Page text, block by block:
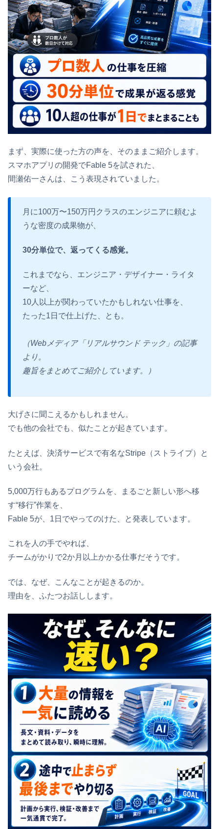
まず、実際に使った方の声を、そのままご紹介します。
スマホアプリの開発でFable 5を試された、
間瀬佑一さんは、こう表現されていました。
月に100万〜150万円クラスのエンジニアに頼むよ
うな密度の成果物が、
30分単位で、返ってくる感覚。
これまでなら、エンジニア・デザイナー・ライタ
ーなど、
10人以上が関わっていたかもしれない仕事を、
たった1日で仕上げた、とも。
（Webメディア「リアルサウンド テック」の記事
より。
趣旨をまとめてご紹介しています。）
大げさに聞こえるかもしれません。
でも他の会社でも、似たことが起きています。
たとえば、決済サービスで有名なStripe（ストライプ）と
いう会社。
5,000万行もあるプログラムを、まるごと新しい形へ移
す“移行”作業を、
Fable 5が、1日でやってのけた、と発表しています。
これを人の手でやれば、
チームがかりで2か月以上かかる仕事だそうです。
では、なぜ、こんなことが起きるのか。
理由を、ふたつお話しします。